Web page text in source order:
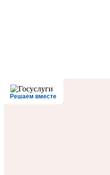
Решаем вместе